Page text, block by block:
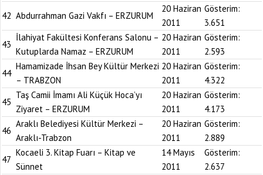
42 Abdurrahman Gazi Vakfı – ERZURUM
20 Haziran
2011
Gösterim:
3.651
43
İlahiyat Fakültesi Konferans Salonu –
Kutuplarda Namaz – ERZURUM
20 Haziran
2011
Gösterim:
2.593
44
Hamamizade İhsan Bey Kültür Merkezi
– TRABZON
20 Haziran
2011
Gösterim:
4.322
45
Taş Camii İmamı Ali Küçük Hoca’yı
Ziyaret – ERZURUM
20 Haziran
2011
Gösterim:
4.173
46
Araklı Belediyesi Kültür Merkezi –
Araklı-Trabzon
20 Haziran
2011
Gösterim:
2.889
47
Kocaeli 3. Kitap Fuarı – Kitap ve
Sünnet
14 Mayıs
2011
Gösterim:
2.637